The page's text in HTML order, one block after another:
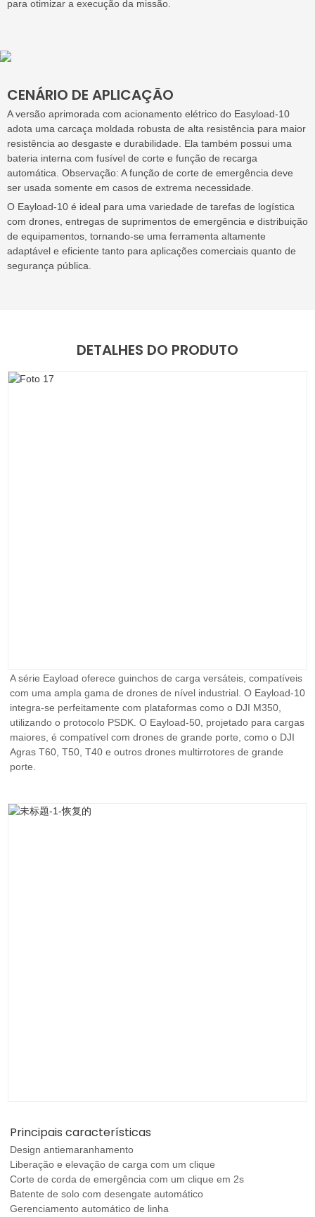
para otimizar a execução da missão.
CENÁRIO DE APLICAÇÃO
A versão aprimorada com acionamento elétrico do Easyload-10
adota uma carcaça moldada robusta de alta resistência para maior
resistência ao desgaste e durabilidade. Ela também possui uma
bateria interna com fusível de corte e função de recarga
automática. Observação: A função de corte de emergência deve
ser usada somente em casos de extrema necessidade.
O Eayload-10 é ideal para uma variedade de tarefas de logística
com drones, entregas de suprimentos de emergência e distribuição
de equipamentos, tornando-se uma ferramenta altamente
adaptável e eficiente tanto para aplicações comerciais quanto de
segurança pública.
DETALHES DO PRODUTO
A série Eayload oferece guinchos de carga versáteis, compatíveis
com uma ampla gama de drones de nível industrial. O Eayload-10
integra-se perfeitamente com plataformas como o DJI M350,
utilizando o protocolo PSDK. O Eayload-50, projetado para cargas
maiores, é compatível com drones de grande porte, como o DJI
Agras T60, T50, T40 e outros drones multirrotores de grande
porte.
Principais características
Design antiemaranhamento
Liberação e elevação de carga com um clique
Corte de corda de emergência com um clique em 2s
Batente de solo com desengate automático
Gerenciamento automático de linha